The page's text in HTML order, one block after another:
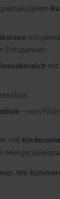
mit
Entspannen
– vom
mit
Menge
Wir